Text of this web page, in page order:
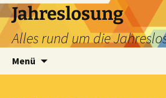
Zum
Inhalt
springen
Jahreslosung
Alles rund um die
Menü